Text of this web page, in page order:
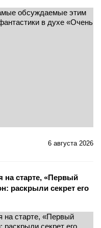
6 августа 2026
на старте, «Первый
раскрыли секрет его